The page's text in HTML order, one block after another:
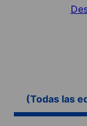
(Todas las